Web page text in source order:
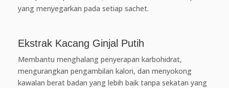
yang menyegarkan pada setiap sachet.
Ekstrak Kacang Ginjal Putih
Membantu menghalang penyerapan karbohidrat,
mengurangkan pengambilan kalori, dan menyokong
kawalan berat badan yang lebih baik tanpa sekatan yang